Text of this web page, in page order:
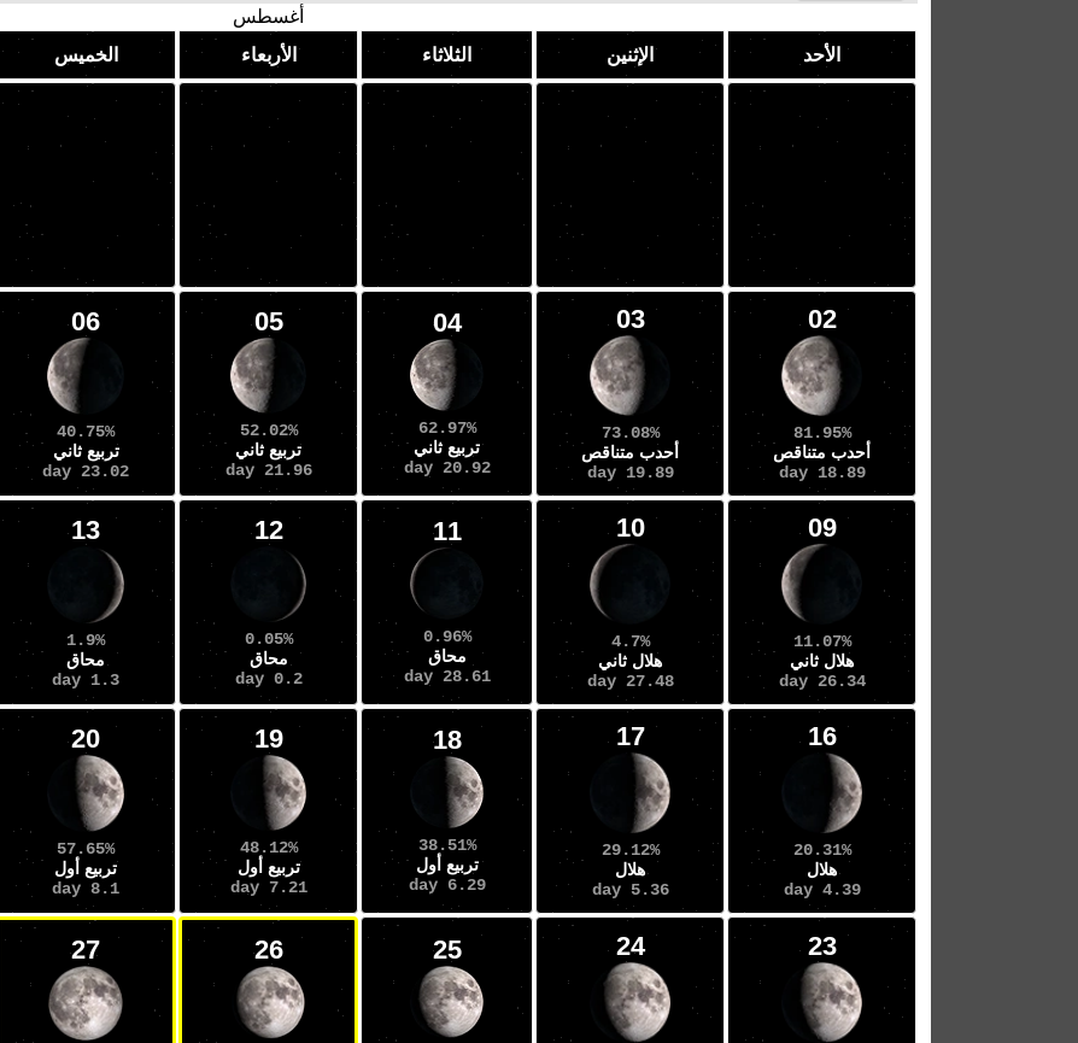
أغسطس
الأحد
الإثنين الثلاثاء الأربعاء الخميس
02
81.95%
أحدب متناقص
18.89 day
03
73.08%
أحدب متناقص
19.89 day
04
62.97%
تربيع ثاني
20.92 day
05
52.02%
تربيع ثاني
21.96 day
06
40.75%
تربيع ثاني
23.02 day
09
11.07%
هلال ثاني
26.34 day
10
4.7%
هلال ثاني
27.48 day
11
0.96%
محاق
28.61 day
12
0.05%
محاق
0.2 day
13
1.9%
محاق
1.3 day
16
20.31%
هلال
4.39 day
17
29.12%
هلال
5.36 day
18
38.51%
تربيع أول
6.29 day
19
48.12%
تربيع أول
7.21 day
20
57.65%
تربيع أول
8.1 day
23
24
25
26
27